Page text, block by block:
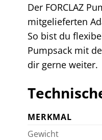
Der FORCLAZ
mitgelieferten
So bist du
Pumpsack mit
dir gerne weiter.
MERKMAL
Gewicht